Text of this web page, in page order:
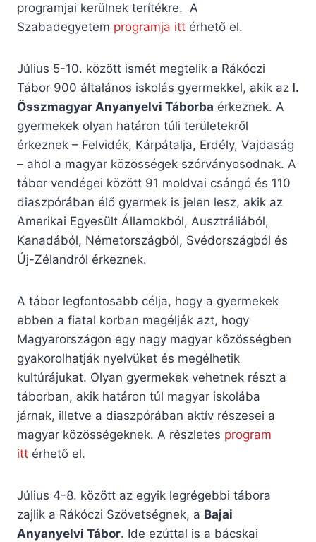
programjai kerülnek terítékre. A
Szabadegyetem programja itt érhető el.
Július 5-10. között ismét megtelik a Rákóczi
Tábor 900 általános iskolás gyermekkel, akik az I.
Összmagyar Anyanyelvi Táborba érkeznek. A
gyermekek olyan határon túli területekről
érkeznek – Felvidék, Kárpátalja, Erdély, Vajdaság
– ahol a magyar közösségek szórványosodnak. A
tábor vendégei között 91 moldvai csángó és 110
diaszpórában élő gyermek is jelen lesz, akik az
Amerikai Egyesült Államokból, Ausztráliából,
Kanadából, Németországból, Svédországból és
Új-Zélandról érkeznek.
A tábor legfontosabb célja, hogy a gyermekek
ebben a fiatal korban megéljék azt, hogy
Magyarországon egy nagy magyar közösségben
gyakorolhatják nyelvüket és megélhetik
kultúrájukat. Olyan gyermekek vehetnek részt a
táborban, akik határon túl magyar iskolába
járnak, illetve a diaszpórában aktív részesei a
magyar közösségeknek. A részletes program
itt érhető el.
Július 4-8. között az egyik legrégebbi tábora
zajlik a Rákóczi Szövetségnek, a Bajai
Anyanyelvi Tábor. Ide ezúttal is a bácskai